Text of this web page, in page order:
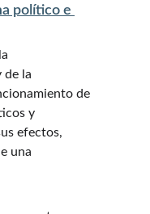
político e
de la
de
y
efectos,
una